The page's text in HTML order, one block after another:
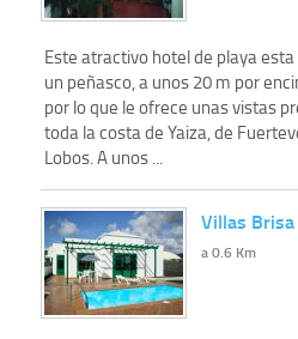
Este atractivo hotel de playa
un peñasco, a unos 20 m por
por lo que le ofrece unas vistas
toda la costa de Yaiza, de
Lobos. A unos ...
Villas
a 0.6 Km